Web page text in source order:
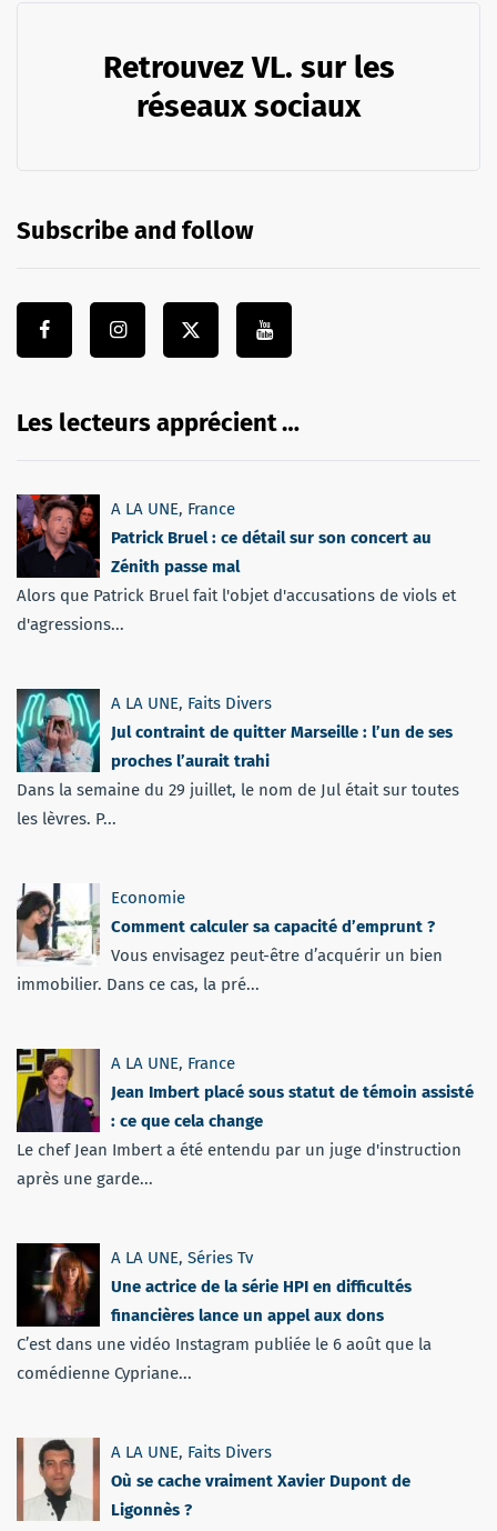
Retrouvez VL. sur les
réseaux sociaux
Subscribe and follow
Les lecteurs apprécient …
A LA UNE, France
Patrick Bruel : ce détail sur son concert au
Zénith passe mal
Alors que Patrick Bruel fait l'objet d'accusations de viols et
d'agressions...
A LA UNE, Faits Divers
Jul contraint de quitter Marseille : l’un de ses
proches l’aurait trahi
Dans la semaine du 29 juillet, le nom de Jul était sur toutes
les lèvres. P...
Economie
Comment calculer sa capacité d’emprunt ?
Vous envisagez peut-être d’acquérir un bien
immobilier. Dans ce cas, la pré...
A LA UNE, France
Jean Imbert placé sous statut de témoin assisté
: ce que cela change
Le chef Jean Imbert a été entendu par un juge d'instruction
après une garde...
A LA UNE, Séries Tv
Une actrice de la série HPI en difficultés
financières lance un appel aux dons
C’est dans une vidéo Instagram publiée le 6 août que la
comédienne Cypriane...
A LA UNE, Faits Divers
Où se cache vraiment Xavier Dupont de
Ligonnès ?